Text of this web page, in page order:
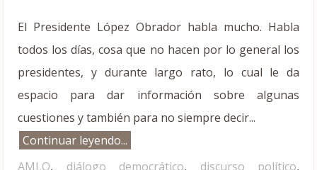
El Presidente López Obrador habla mucho. Habla
todos los días, cosa que no hacen por lo general los
presidentes, y durante largo rato, lo cual le da
espacio para dar información sobre algunas
cuestiones y también para no siempre decir...
Continuar leyendo...
AMLO, diálogo democrático, discurso político,